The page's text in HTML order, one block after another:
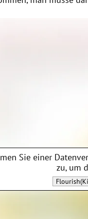
Sie einer
zu, um